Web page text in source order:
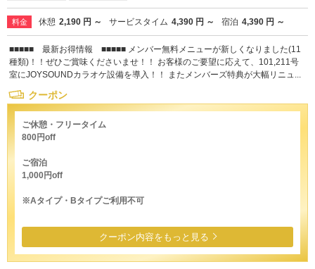
料金 休憩 2,190 円 ～ サービスタイム 4,390 円 ～ 宿泊 4,390 円 ～
■■■■■ 最新お得情報 ■■■■■ メンバー無料メニューが新しくなりました(11
種類)！！ぜひご賞味くださいませ！！ お客様のご要望に応えて、101,211号
室にJOYSOUNDカラオケ設備を導入！！ またメンバーズ特典が大幅リニュ...
クーポン
ご休憩・フリータイム
800円off
ご宿泊
1,000円off
※Aタイプ・Bタイプご利用不可
クーポン内容をもっと見る